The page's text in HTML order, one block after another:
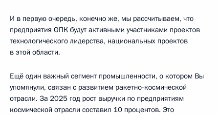
И в первую очередь, конечно же, мы рассчитываем, что
предприятия ОПК будут активными участниками проектов
технологического лидерства, национальных проектов
в этой области.
Ещё один важный сегмент промышленности, о котором Вы
упомянули, связан с развитием ракетно-космической
отрасли. За 2025 год рост выручки по предприятиям
космической отрасли составил 10 процентов. Это